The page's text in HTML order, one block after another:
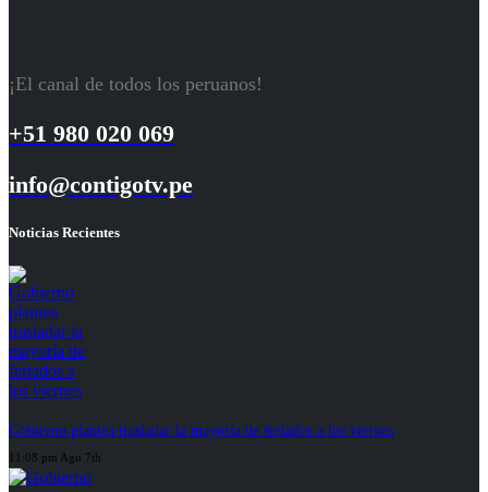
¡El canal de todos los peruanos!
+51 980 020 069
info@contigotv.pe
Noticias Recientes
Gobierno plantea trasladar la mayoría de feriados a los viernes
11:08 pm Ago 7th